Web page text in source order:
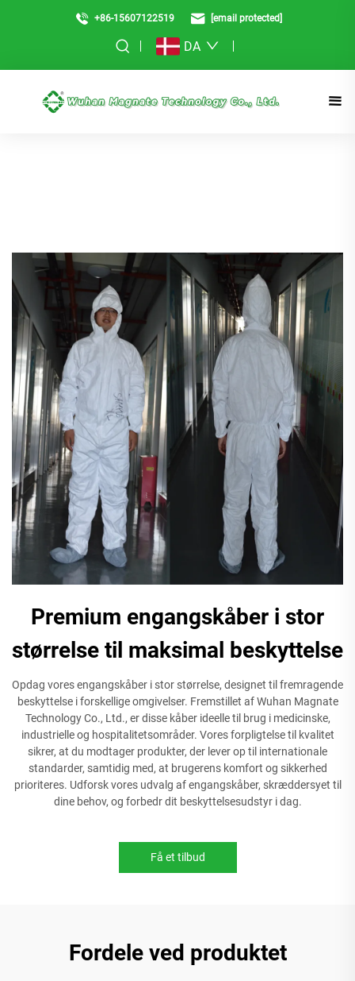
+86-15607122519 [email protected]
DA
Premium engangskåber i stor
størrelse til maksimal beskyttelse
Opdag vores engangskåber i stor størrelse, designet til fremragende
beskyttelse i forskellige omgivelser. Fremstillet af Wuhan Magnate
Technology Co., Ltd., er disse kåber ideelle til brug i medicinske,
industrielle og hospitalitetsområder. Vores forpligtelse til kvalitet
sikrer, at du modtager produkter, der lever op til internationale
standarder, samtidig med, at brugerens komfort og sikkerhed
prioriteres. Udforsk vores udvalg af engangskåber, skræddersyet til
dine behov, og forbedr dit beskyttelsesudstyr i dag.
Få et tilbud
Fordele ved produktet